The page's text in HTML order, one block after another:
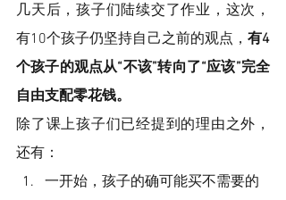
几天后，孩子们陆续交了作业，这次，
有10个孩子仍坚持自己之前的观点， 有4
个孩子的观点从“不该”转向了“应该”完全
自由支配零花钱。
除了课上孩子们已经提到的理由之外，
还有：
一开始，孩子的确可能买不需要的